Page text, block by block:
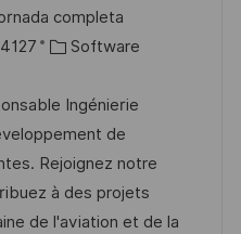
completa
C
t
e
g
o
r
Software
Ingénierie
de
Rejoignez notre
à des projets
de l'aviation et de la